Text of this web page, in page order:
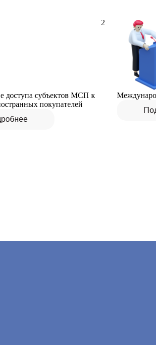
2
доступа субъектов МСП к
покупателей